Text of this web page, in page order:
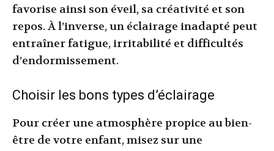
favorise ainsi son éveil, sa créativité et son
repos. À l’inverse, un éclairage inadapté peut
entraîner fatigue, irritabilité et difficultés
d’endormissement.
Choisir les bons types d’éclairage
Pour créer une atmosphère propice au bien-
être de votre enfant, misez sur une